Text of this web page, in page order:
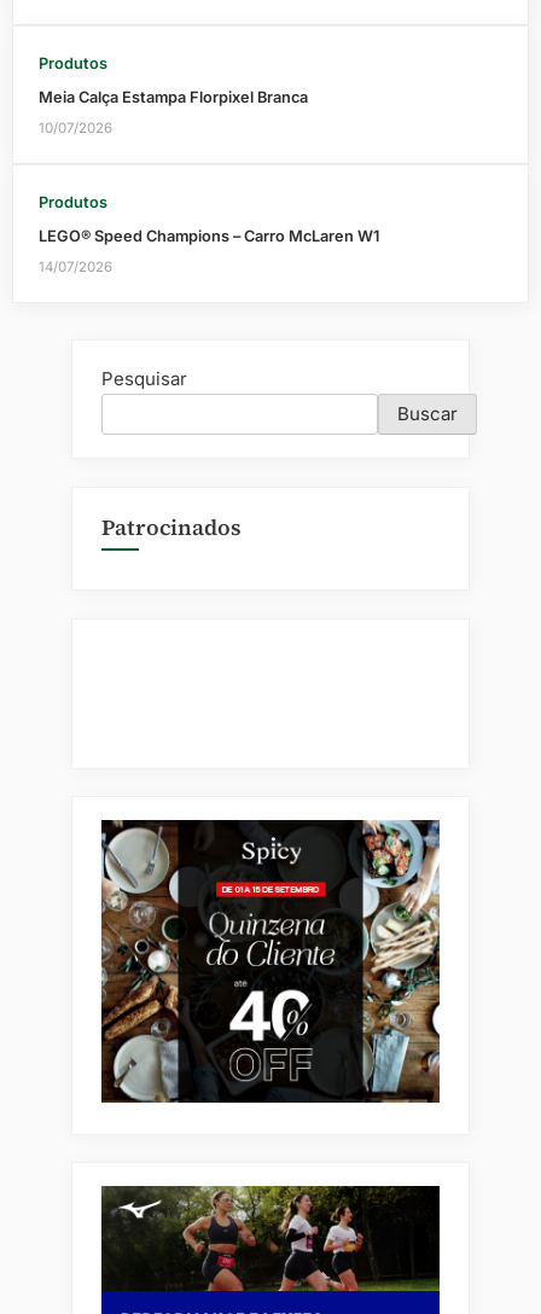
Produtos
Meia Calça Estampa Florpixel Branca
10/07/2026
Produtos
LEGO® Speed Champions – Carro McLaren W1
14/07/2026
Pesquisar
Buscar
Patrocinados